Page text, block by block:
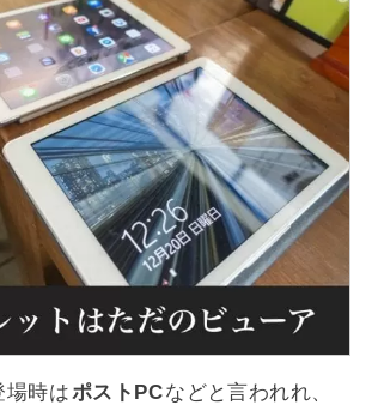
場時はポストPCなどと言われれ、